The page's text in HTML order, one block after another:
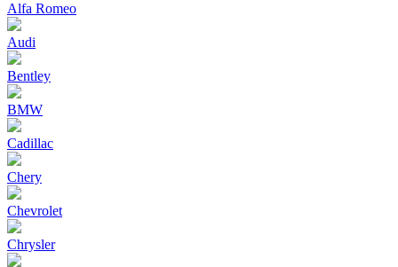
Alfa Romeo
Audi
Bentley
BMW
Cadillac
Chery
Chevrolet
Chrysler